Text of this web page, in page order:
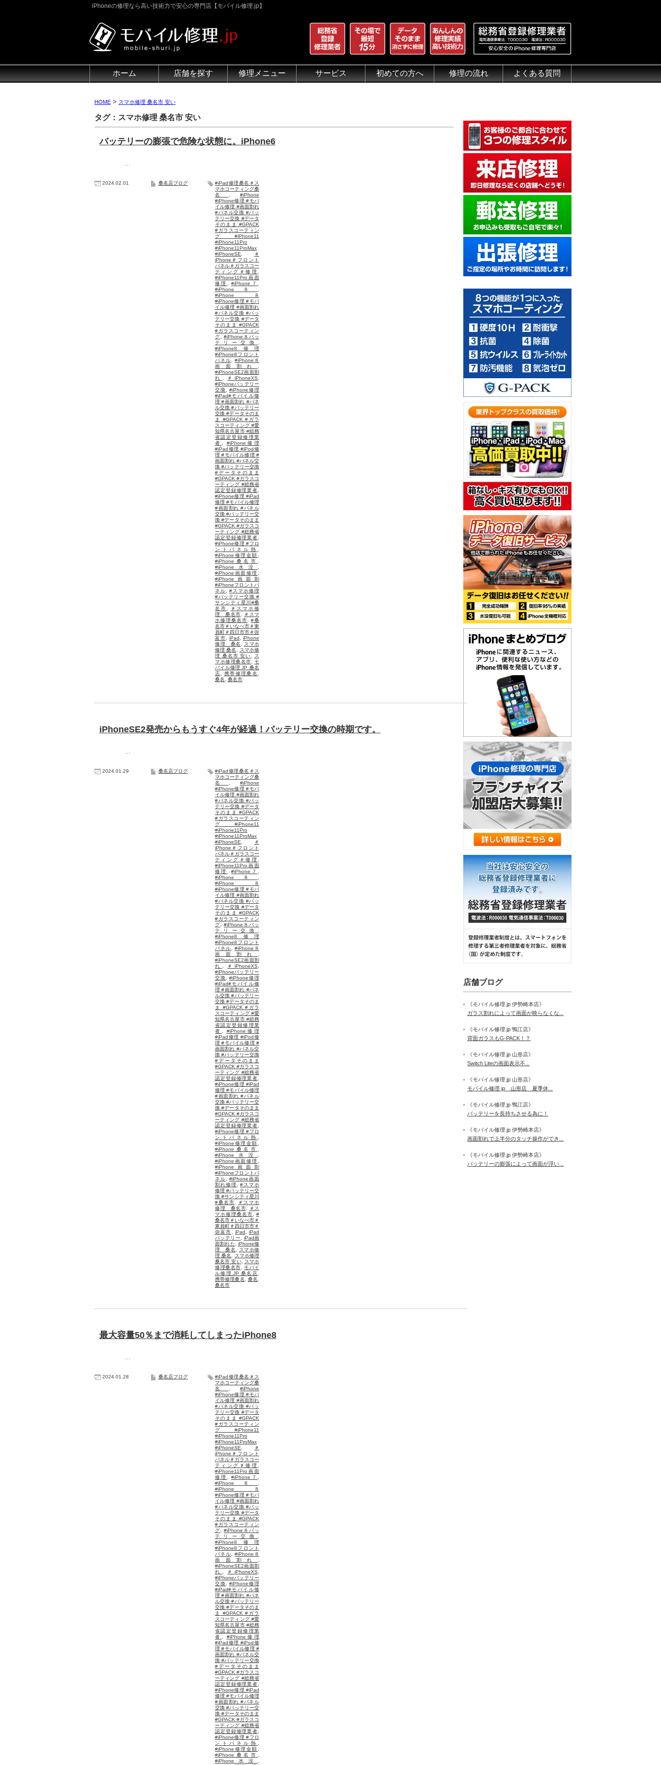
iPhoneの修理なら高い技術力で安心の専門店【モバイル修理.jp】
ホーム 店舗を探す 修理メニュー サービス 初めての方へ 修理の流れ よくある質問
HOME > スマホ修理 桑名市 安い
タグ：スマホ修理 桑名市 安い
バッテリーの膨張で危険な状態に。iPhone6
2024.02.01 桑名店ブログ
#iPad修理桑名＃ス
マホコーティング桑
名
#iPhone
#iPhone修理 #モバ
イル修理 #画面割れ
#パネル交換 #バッ
テリー交換 #データ
そのまま #GPACK
#ガラスコーティン
グ #iPhone11
#iPhone11Pro
#iPhone11ProMax
#iPhoneSE
＃
iPhone＃フロント
パネル＃ガラスコー
ティング＃修理
#iPhone11Pro画面
修理
,#iPhone７
#iPhone８
#iPhone８
#iPhone修理 #モバ
イル修理 #画面割れ
#パネル交換 #バッ
テリー交換 #データ
そのまま #GPACK
#ガラスコーティン
グ
#iPhone８バッ
テリー交換
#iPhone8修理
#iPhone8フロント
パネル
#iPhone８
画面割れ
#iPhoneSE2画面割
れ
＃iPhoneXS
#iPhoneバッテリー
交換
#iPhone修理
#iPad#モバイル修
理 #画面割れ #パネ
ル交換 #バッテリー
交換 #データそのま
ま #GPACK #ガラ
スコーティング #愛
知県名古屋市 #総務
省認定登録修理業
者
#iPhone修理
#iPad修理 #iPod修
理 #モバイル修理 #
画面割れ #パネル交
換 #バッテリー交換
#データそのまま
#GPACK #ガラスコ
ーティング #総務省
認定登録修理業者
#iPhone修理 #iPad
修理 #モバイル修理
#画面割れ #パネル
交換 #バッテリー交
換 #データそのまま
#GPACK #ガラスコ
ーティング #総務省
認定登録修理業者
#iPhone修理 #フロ
ントパネル熱
#iPhone修理金額
#iPhone桑名市
#iPhone水没
#iPhone画面修理
#iPhone画面割
#iPhoneフロントパ
ネル
#スマホ修理
#バッテリー交換 #
サンシティ星川#桑
名市
＃スマホ修
理 桑名市
＃スマ
ホ修理桑名市
#桑
名市＃いなべ市＃東
員町＃四日市市＃弥
富市
iPad
iPhone
修理 桑名
スマホ
修理 桑名
スマホ修
理 桑名市 安い
ス
マホ修理桑名市
モ
バイル修理.JP 桑名
店
携帯修理桑名
桑名
桑名市
iPhoneSE2発売からもうすぐ4年が経過！バッテリー交換の時期です。
2024.01.29 桑名店ブログ
#iPad修理桑名＃ス
マホコーティング桑
名
#iPhone
#iPhone修理 #モバ
イル修理 #画面割れ
#パネル交換 #バッ
テリー交換 #データ
そのまま #GPACK
#ガラスコーティン
グ #iPhone11
#iPhone11Pro
#iPhone11ProMax
#iPhoneSE
＃
iPhone＃フロント
パネル＃ガラスコー
ティング＃修理
#iPhone11Pro画面
修理
,#iPhone７
#iPhone８
#iPhone８
#iPhone修理 #モバ
イル修理 #画面割れ
#パネル交換 #バッ
テリー交換 #データ
そのまま #GPACK
#ガラスコーティン
グ
#iPhone８バッ
テリー交換
#iPhone8修理
#iPhone8フロント
パネル
#iPhone８
画面割れ
#iPhoneSE2画面割
れ
＃iPhoneXS
#iPhoneバッテリー
交換
#iPhone修理
#iPad#モバイル修
理 #画面割れ #パネ
ル交換 #バッテリー
交換 #データそのま
ま #GPACK #ガラ
スコーティング #愛
知県名古屋市 #総務
省認定登録修理業
者
#iPhone修理
#iPad修理 #iPod修
理 #モバイル修理 #
画面割れ #パネル交
換 #バッテリー交換
#データそのまま
#GPACK #ガラスコ
ーティング #総務省
認定登録修理業者
#iPhone修理 #iPad
修理 #モバイル修理
#画面割れ #パネル
交換 #バッテリー交
換 #データそのまま
#GPACK #ガラスコ
ーティング #総務省
認定登録修理業者
#iPhone修理 #フロ
ントパネル熱
#iPhone修理金額
#iPhone桑名市
#iPhone水没
#iPhone画面修理
#iPhone画面割
#iPhoneフロントパ
ネル
#iPhone画面
割れ修理
#スマホ
修理 #バッテリー交
換 #サンシティ星川
#桑名市
＃スマホ
修理 桑名市
＃ス
マホ修理桑名市
#
桑名市＃いなべ市＃
東員町＃四日市市＃
弥富市
iPad ,iPad
バッテリー
iPad画
面割れた
iPhone修
理 桑名
スマホ修
理 桑名
スマホ修理
桑名市 安い,
スマホ
修理桑名市
モバイ
ル修理.JP 桑名店
携帯修理桑名
桑名
桑名市
最大容量50％まで消耗してしまったiPhone8
2024.01.28 桑名店ブログ
#iPad修理桑名＃ス
マホコーティング桑
名
#iPhone
#iPhone修理 #モバ
イル修理 #画面割れ
#パネル交換 #バッ
テリー交換 #データ
そのまま #GPACK
#ガラスコーティン
グ #iPhone11
#iPhone11Pro
#iPhone11ProMax
#iPhoneSE
＃
iPhone＃フロント
パネル＃ガラスコー
ティング＃修理
#iPhone11Pro画面
修理
,#iPhone７
#iPhone８
#iPhone８
#iPhone修理 #モバ
イル修理 #画面割れ
#パネル交換 #バッ
テリー交換 #データ
そのまま #GPACK
#ガラスコーティン
グ
#iPhone８バッ
テリー交換
#iPhone8修理
#iPhone8フロント
パネル
#iPhone８
画面割れ
#iPhoneSE2画面割
れ
＃iPhoneXS
#iPhoneバッテリー
交換
#iPhone修理
#iPad#モバイル修
理 #画面割れ #パネ
ル交換 #バッテリー
交換 #データそのま
ま #GPACK #ガラ
スコーティング #愛
知県名古屋市 #総務
省認定登録修理業
者
#iPhone修理
#iPad修理 #iPod修
理 #モバイル修理 #
画面割れ #パネル交
換 #バッテリー交換
#データそのまま
#GPACK #ガラスコ
ーティング #総務省
認定登録修理業者
#iPhone修理 #iPad
修理 #モバイル修理
#画面割れ #パネル
交換 #バッテリー交
換 #データそのまま
#GPACK #ガラスコ
ーティング #総務省
認定登録修理業者
#iPhone修理 #フロ
ントパネル熱
#iPhone修理金額
#iPhone桑名市
#iPhone水没
店舗ブログ
《モバイル修理.jp 伊勢崎本店》
ガラス割れによって画面が映らなくな...
《モバイル修理.jp 鴨江店》
背面ガラスもG-PACK！？
《モバイル修理.jp 山形店》
Switch Liteの画面表示不...
《モバイル修理.jp 山形店》
モバイル修理 jp 山形店 夏季休...
《モバイル修理.jp 鴨江店》
バッテリーを長持ちさせる為に！
《モバイル修理.jp 伊勢崎本店》
画面割れで上半分のタッチ操作ができ...
《モバイル修理.jp 伊勢崎本店》
バッテリーの膨張によって画面が浮い...